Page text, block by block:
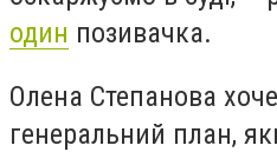
один позивачка.
Олена Степанова
генеральний план,